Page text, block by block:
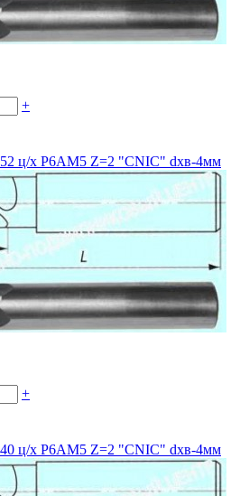
+
ц/х Р6АМ5 Z=2 "CNIC" dхв-4мм
+
ц/х Р6АМ5 Z=2 "CNIC" dхв-4мм